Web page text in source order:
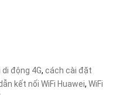
di động 4G, cách cài đặt
kết nối WiFi Huawei, WiFi